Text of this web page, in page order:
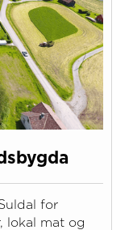
for
lokal mat og